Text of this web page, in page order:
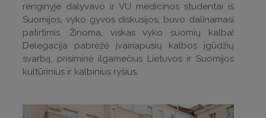
renginyje dalyvavo ir VU medicinos studentai iš
Suomijos, vyko gyvos diskusijos, buvo dalinamasi
patirtimis. Žinoma, viskas vyko suomių kalba!
Delegacija pabrėžė įvairiapusių kalbos įgūdžių
svarbą, prisiminė ilgamečius Lietuvos ir Suomijos
kultūrinius ir kalbinius ryšius.